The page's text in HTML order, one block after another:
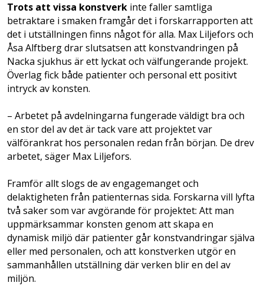
Trots att vissa konstverk inte faller samtliga
betraktare i smaken framgår det i forskar­rapporten att
det i utställningen finns något för alla. Max Liljefors och
Åsa Alftberg drar slutsatsen att konstvandringen på
Nacka sjukhus är ett lyckat och välfungerande projekt.
Överlag fick både patienter och personal ett positivt
intryck av konsten.
– Arbetet på avdelningarna fungerade väldigt bra och
en stor del av det är tack vare att projektet var
välförankrat hos personalen redan från början. De drev
arbetet, säger Max Liljefors.
Framför allt slogs de av engagemanget och
delaktigheten från patienternas sida. Forskarna vill lyfta
två saker som var avgörande för projektet: Att man
uppmärksammar konsten genom att skapa en
dynamisk miljö där patienter går konstvandringar själva
eller med personalen, och att konstverken utgör en
sammanhållen utställning där verken blir en del av
miljön.